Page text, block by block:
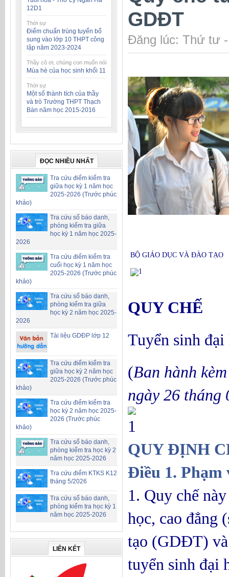
12D1
Thời sự
Điểm chuẩn trúng tuyển bổ
sung vào lớp 10 THPT công
lập năm 2023-2024
Thầy cô ơi, chúng con muốn nói
Mùa hè của học sinh khối 11
Thời sự
Một số thành tích của thầy
và trò Trường THPT Thạch
Bàn năm học 2015-2016
ĐỌC NHIỀU NHẤT
Tra cứu điểm kiểm tra
giữa học kỳ 1 năm học
2025-2026 (Trước phúc
khảo)
Tra cứu số báo danh,
phòng kiểm tra giữa
học kỳ 1 năm học 2025-
2026
Tra cứu điểm kiểm tra
cuối học kỳ 1 năm học
2025-2026 (Trước phúc
khảo)
Tra cứu số báo danh,
phòng kiểm tra giữa
học kỳ 2 năm học 2025-
2026
Tài liệu GDĐP lớp 12
Tra cứu điểm kiểm tra
giữa học kỳ 2 năm học
2025-2026 (Trước phúc
khảo)
Tra cứu điểm kiểm tra
học kỳ 2 năm học 2025-
2026 (Trước phúc
khảo)
Tra cứu số báo danh,
phòng kiểm tra học kỳ 2
năm học 2025-2026
Tra cứu điểm KTKS K12
tháng 5/2026
Tra cứu số báo danh,
phòng kiểm tra học kỳ 1
năm học 2025-2026
LIÊN KẾT
GDĐT
Đăng lúc: Thứ tư
BỘ GIÁO DỤC VÀ ĐÀO TẠO
QUY CHẾ
Tuyển sinh đại
(Ban hành
ngày 26 tháng
QUY ĐỊNH
Điều 1. Phạm
1. Quy chế
học, cao đẳng
tạo (GDĐT) và
tuyển sinh đại